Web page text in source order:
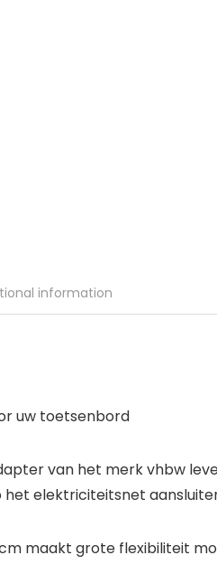
information
uw toetsenbord
van het merk vhbw
elektriciteitsnet
maakt grote flexibiliteit